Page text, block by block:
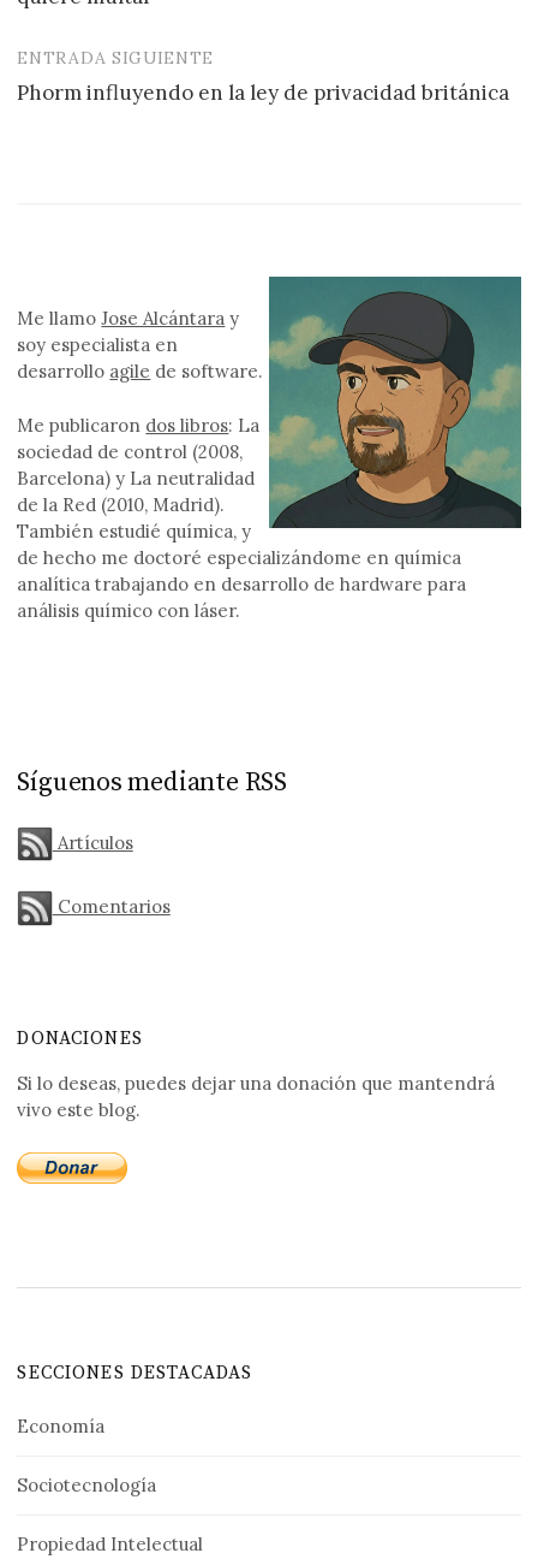
ENTRADA SIGUIENTE
Phorm influyendo en la ley de privacidad británica
Me llamoJose Alcántara y
soy especialista en
desarrollo agile de software.
Me publicaron dos libros: La
sociedad de control (2008,
Barcelona) y La neutralidad
de la Red (2010, Madrid).
También estudié química, y
de hecho me doctoré especializándome en química
analítica trabajando en desarrollo de hardware para
análisis químico con láser.
Síguenos mediante RSS
Artículos
Comentarios
DONACIONES
Si lo deseas, puedes dejar una donación que mantendrá
vivo este blog.
SECCIONES DESTACADAS
Economía
Sociotecnología
Propiedad Intelectual